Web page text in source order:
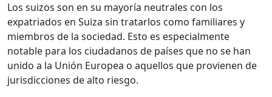
Los suizos son en su mayoría neutrales con los
expatriados en Suiza sin tratarlos como familiares y
miembros de la sociedad. Esto es especialmente
notable para los ciudadanos de países que no se han
unido a la Unión Europea o aquellos que provienen de
jurisdicciones de alto riesgo.